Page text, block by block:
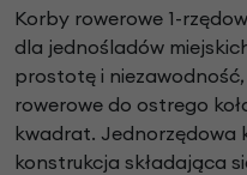
Korby rowerowe 1-
dla jednośladów
prostotę i
rowerowe do ostrego
kwadrat. Jednorzędowa
konstrukcja składająca